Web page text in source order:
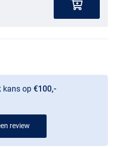
kans op €100,-
review